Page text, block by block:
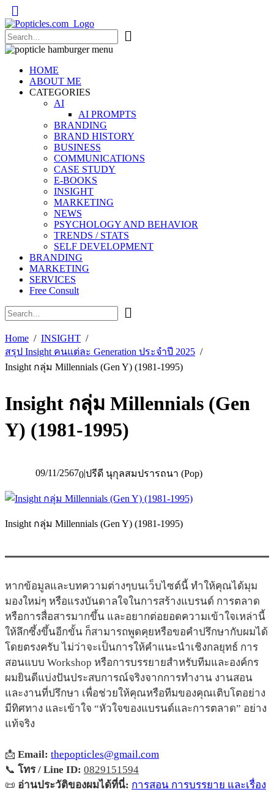
Popticles.com
HOME
ABOUT ME
CATEGORIES
AI
AI PROMPTS
BRANDING
BRAND HISTORY
BUSINESS
COMMUNICATIONS
CASE STUDY
E-BOOKS
INSIGHT
MARKETING
NEWS
PSYCHOLOGY AND BEHAVIOR
TRENDS / STATS
SELF DEVELOPMENT
BRANDING
MARKETING
SERVICES
Free Consult
Home
INSIGHT
สรุป Insight คนแต่ละ Generation ประจำปี 2025
Insight กลุ่ม Millennials (Gen Y) (1981-1995)
Insight กลุ่ม Millennials (Gen
Y) (1981-1995)
09/11/25670|ปรีดี นุกุลสมปรารถนา (Pop)
Insight กลุ่ม Millennials (Gen Y) (1981-1995)
หากข้อมูลและบทความต่างๆบนเว็บไซต์นี้ ทำให้คุณได้มุม
มองใหม่ๆ หรือแรงบันดาลใจในการสร้างแบรนด์ การตลาด
หรือการสื่อสารมากขึ้น และอยากต่อยอดความเข้าใจเหล่านี้
ให้ลึกซึ้งขึ้นอีกขั้น ก็สามารถพูดคุยหรือขอคำปรึกษากับผมได้
โดยตรงครับ ไม่ว่าจะเป็นการให้คำแนะนำเชิงกลยุทธ์ การ
สอนแบบ Workshop หรือการบรรยายสำหรับทีมและองค์กร
ผมยินดีแบ่งปันประสบการณ์จริงจากการทำงาน งานสอน
และงานที่ปรึกษา เพื่อช่วยให้คุณหรือทีมของคุณเติบโตอย่าง
มีทิศทาง และเข้าใจ “หัวใจของแบรนด์และการตลาด” อย่าง
แท้จริง
📩 Email: thepopticles@gmail.com
📞 โทร / Line ID: 0829151594
📜 อ่านประวัติของผมได้ที่นี่: การสอน การบรรยาย และเรื่อง